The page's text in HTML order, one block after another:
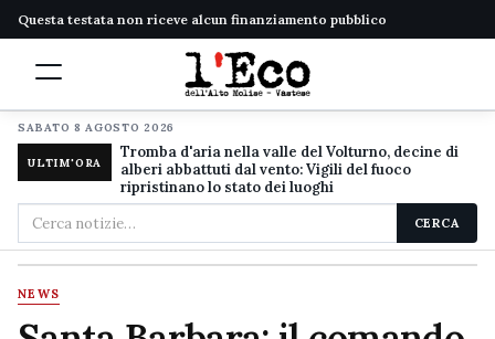
Questa testata non riceve alcun finanziamento pubblico
SABATO 8 AGOSTO 2026
ULTIM'ORA
Tromba d'aria nella valle del Volturno, decine di
alberi abbattuti dal vento: Vigili del fuoco
ripristinano lo stato dei luoghi
Cerca
nel
sito
CERCA
NEWS